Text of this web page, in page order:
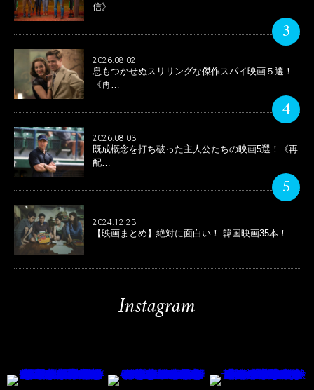
信》
3
2026.08.02
息もつかせぬスリリングな傑作スパイ映画５選！
《再…
4
2026.08.03
既成概念を打ち破った主人公たちの映画5選！《再
配…
5
2024.12.23
【映画まとめ】絶対に面白い！ 韓国映画35本！
Instagram